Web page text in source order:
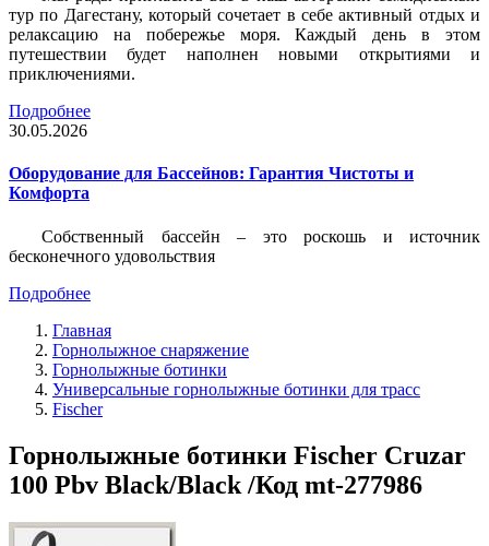
тур по Дагестану, который сочетает в себе активный отдых и
релаксацию на побережье моря. Каждый день в этом
путешествии будет наполнен новыми открытиями и
приключениями.
Подробнее
30.05.2026
Оборудование для Бассейнов: Гарантия Чистоты и
Комфорта
Собственный бассейн – это роскошь и источник
бесконечного удовольствия
Подробнее
Главная
Горнолыжное снаряжение
Горнолыжные ботинки
Универсальные горнолыжные ботинки для трасс
Fischer
Горнолыжные ботинки Fischer Cruzar
100 Pbv Black/Black /Код mt-277986